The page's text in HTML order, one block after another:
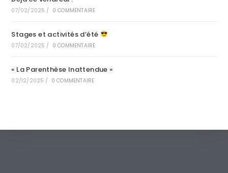
07/02/2025 / 0 COMMENTAIRE
Stages et activités d’été
07/02/2025 / 0 COMMENTAIRE
« La Parenthèse Inattendue »
02/12/2025 / 0 COMMENTAIRE